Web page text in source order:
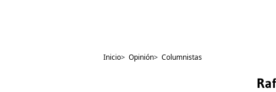
Inicio> Opinión> Columnistas